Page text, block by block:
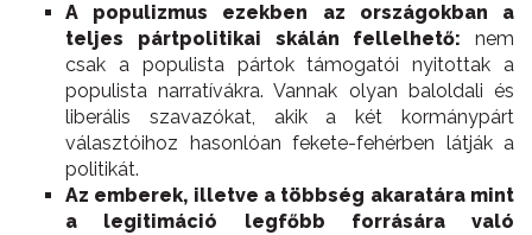
A populizmus ezekben az országokban a
teljes pártpolitikai skálán fellelhető: nem
csak a populista pártok támogatói nyitottak a
populista narratívákra. Vannak olyan baloldali és
liberális szavazókat, akik a két kormánypárt
választóihoz hasonlóan fekete-fehérben látják a
politikát.
Az emberek, illetve a többség akaratára mint
a legitimáció legfőbb forrására való